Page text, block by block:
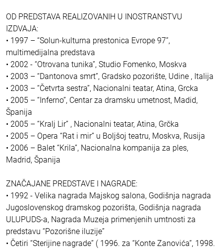
OD PREDSTAVA REALIZOVANIH U INOSTRANSTVU
IZDVAJA:
• 1997 – “Solun-kulturna prestonica Evrope 97”,
multimedijalna predstava
• 2002 - “Otrovana tunika”, Studio Fomenko, Moskva
• 2003 – “Dantonova smrt”, Gradsko pozorište, Udine , Italija
• 2003 – “Četvrta sestra”, Nacionalni teatar, Atina, Grcka
• 2005 – “Inferno”, Centar za dramsku umetnost, Madid,
Španija
• 2005 – “Kralj Lir” , Nacionalni teatar, Atina, Grčka
• 2005 – Opera “Rat i mir” u Boljšoj teatru, Moskva, Rusija
• 2006 – Balet “Krila”, Nacionalna kompanija za ples,
Madrid, Španija
ZNAČAJANE PREDSTAVE I NAGRADE:
• 1992 - Velika nagrada Majskog salona, Godišnja nagrada
Jugoslovenskog dramskog pozorišta, Godišnja nagrada
ULUPUDS-a, Nagrada Muzeja primenjenih umtnosti za
predstavu “Pozorišne iluzije”
• Četiri “Sterijine nagrade” ( 1996. za “Konte Zanovića”, 1998.